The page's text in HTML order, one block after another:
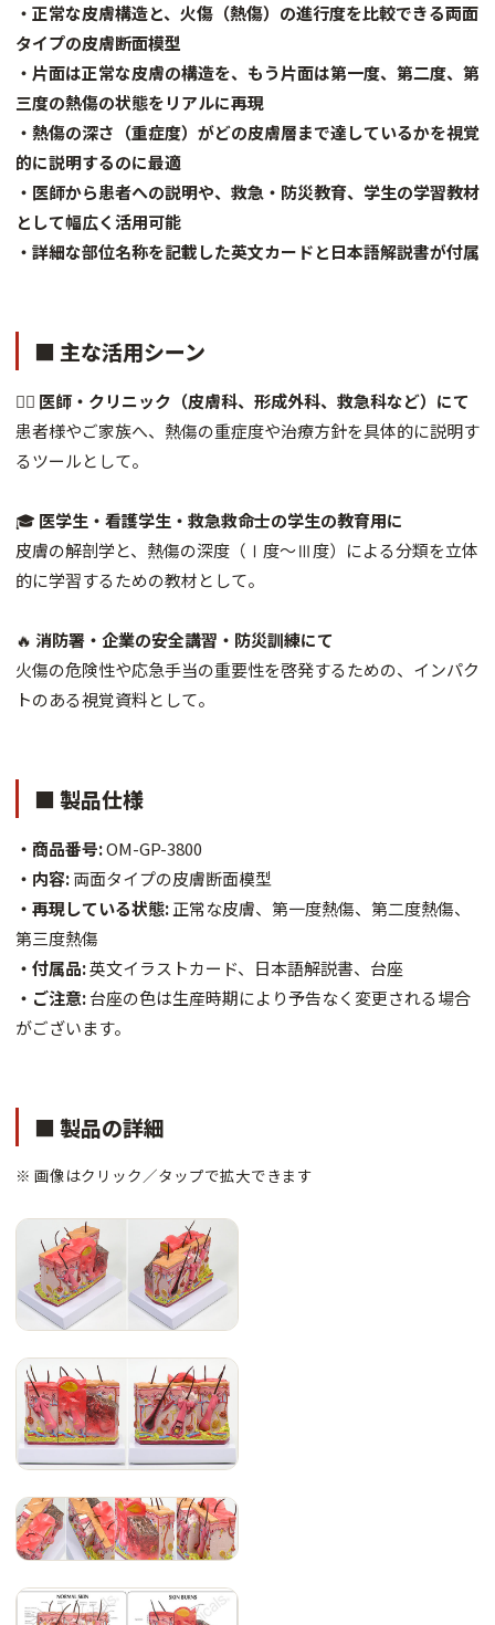
・正常な皮膚構造と、火傷（熱傷）の進行度を比較できる両面
タイプの皮膚断面模型
・片面は正常な皮膚の構造を、もう片面は第一度、第二度、第
三度の熱傷の状態をリアルに再現
・熱傷の深さ（重症度）がどの皮膚層まで達しているかを視覚
的に説明するのに最適
・医師から患者への説明や、救急・防災教育、学生の学習教材
として幅広く活用可能
・詳細な部位名称を記載した英文カードと日本語解説書が付属
■ 主な活用シーン
👨‍⚕️ 医師・クリニック（皮膚科、形成外科、救急科など）にて
患者様やご家族へ、熱傷の重症度や治療方針を具体的に説明す
るツールとして。
🎓 医学生・看護学生・救急救命士の学生の教育用に
皮膚の解剖学と、熱傷の深度（Ⅰ度～Ⅲ度）による分類を立体
的に学習するための教材として。
🔥 消防署・企業の安全講習・防災訓練にて
火傷の危険性や応急手当の重要性を啓発するための、インパク
トのある視覚資料として。
■ 製品仕様
・商品番号:OM-GP-3800
・内容:両面タイプの皮膚断面模型
・再現している状態:正常な皮膚、第一度熱傷、第二度熱傷、
第三度熱傷
・付属品:英文イラストカード、日本語解説書、台座
・ご注意:台座の色は生産時期により予告なく変更される場合
がございます。
■ 製品の詳細
※ 画像はクリック／タップで拡大できます